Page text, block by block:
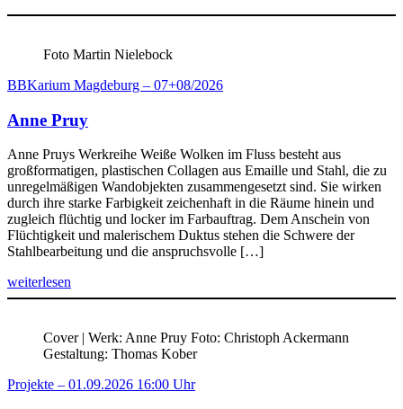
Foto Martin Nielebock
BBKarium Magdeburg – 07+08/2026
Anne Pruy
Anne Pruys Werkreihe Weiße Wolken im Fluss besteht aus
großformatigen, plastischen Collagen aus Emaille und Stahl, die zu
unregelmäßigen Wandobjekten zusammengesetzt sind. Sie wirken
durch ihre starke Farbigkeit zeichenhaft in die Räume hinein und
zugleich flüchtig und locker im Farbauftrag. Dem Anschein von
Flüchtigkeit und malerischem Duktus stehen die Schwere der
Stahlbearbeitung und die anspruchsvolle […]
weiterlesen
Cover | Werk: Anne Pruy Foto: Christoph Ackermann
Gestaltung: Thomas Kober
Projekte – 01.09.2026 16:00 Uhr